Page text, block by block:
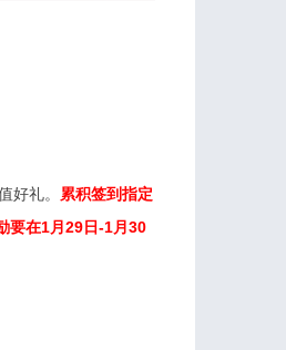
好礼。 累积签到指定
要在1月29日-1月30